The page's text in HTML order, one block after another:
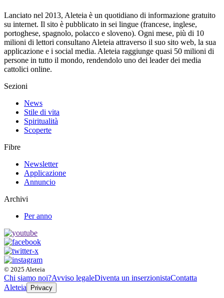
Lanciato nel 2013, Aleteia è un quotidiano di informazione gratuito
su internet. Il sito è pubblicato in sei lingue (francese, inglese,
portoghese, spagnolo, polacco e sloveno). Ogni mese, più di 10
milioni di lettori consultano Aleteia attraverso il suo sito web, la sua
applicazione e i social media. Aleteia raggiunge quasi 50 milioni di
persone in tutto il mondo, rendendolo uno dei leader dei media
cattolici online.
Sezioni
News
Stile di vita
Spiritualità
Scoperte
Fibre
Newsletter
Applicazione
Annuncio
Archivi
Per anno
© 2025 Aleteia
Chi siamo noi?Avviso legaleDiventa un inserzionistaContatta
Aleteia
Privacy